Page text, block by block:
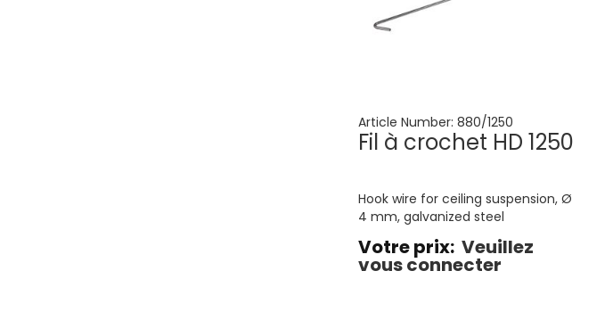
Article Number: 880/1250
Fil à crochet HD 1250
Hook wire for ceiling suspension, Ø
4 mm, galvanized steel
Votre prix: Veuillez
vous connecter